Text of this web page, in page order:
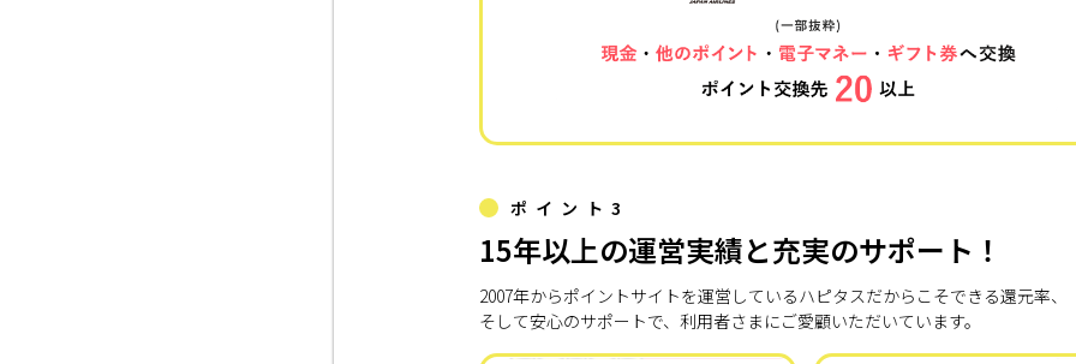
ポイント3
15年以上の運営実績と充実のサポート！
2007年からポイントサイトを運営しているハピタスだからこそできる還元率、
そして安心のサポートで、利用者さまにご愛顧いただいています。